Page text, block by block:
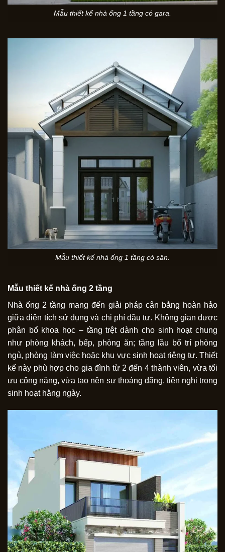
Mẫu thiết kế nhà ống 1 tầng có gara.
Mẫu thiết kế nhà ống 1 tầng có sân.
Mẫu thiết kế nhà ống 2 tầng
Nhà ống 2 tầng mang đến giải pháp cân bằng hoàn hảo
giữa diện tích sử dụng và chi phí đầu tư. Không gian được
phân bổ khoa học – tầng trệt dành cho sinh hoạt chung
như phòng khách, bếp, phòng ăn; tầng lầu bố trí phòng
ngủ, phòng làm việc hoặc khu vực sinh hoạt riêng tư. Thiết
kế này phù hợp cho gia đình từ 2 đến 4 thành viên, vừa tối
ưu công năng, vừa tạo nên sự thoáng đãng, tiện nghi trong
sinh hoạt hằng ngày.